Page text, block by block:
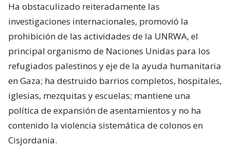
Ha obstaculizado reiteradamente las
investigaciones internacionales, promovió la
prohibición de las actividades de la UNRWA, el
principal organismo de Naciones Unidas para los
refugiados palestinos y eje de la ayuda humanitaria
en Gaza; ha destruido barrios completos, hospitales,
iglesias, mezquitas y escuelas; mantiene una
política de expansión de asentamientos y no ha
contenido la violencia sistemática de colonos en
Cisjordania.